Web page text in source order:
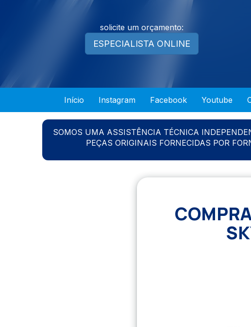
solicite um orçamento:
ESPECIALISTA ONLINE
Início Instagram Facebook Youtube
SOMOS UMA ASSISTÊNCIA TÉCNICA
PEÇAS ORIGINAIS FORNECIDAS POR